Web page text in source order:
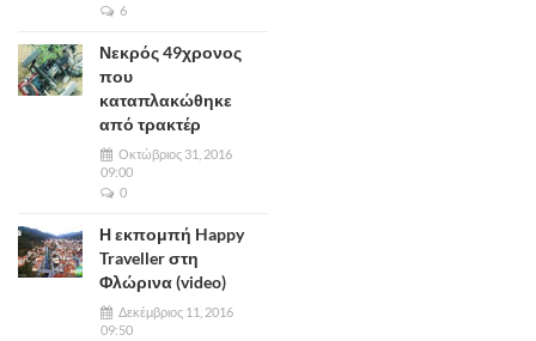
6
Νεκρός 49χρονος
που
καταπλακώθηκε
από τρακτέρ
Οκτώβριος 31, 2016
09:00
0
Η εκπομπή Happy
Traveller στη
Φλώρινα (video)
Δεκέμβριος 11, 2016
09:50